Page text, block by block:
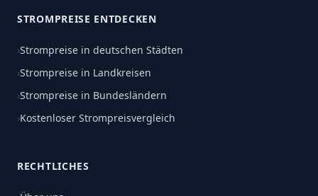
STROMPREISE ENTDECKEN
›Strompreise in deutschen Städten
›Strompreise in Landkreisen
›Strompreise in Bundesländern
›Kostenloser Strompreisvergleich
RECHTLICHES